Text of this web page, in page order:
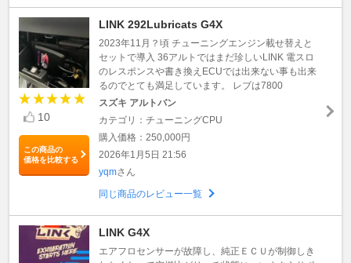
10
この商品の
価格を比較する
LINK 292Lubricats G4X
2023年11月？頃 チューニングエンジン載せ替えと
セットで導入 36アルトではまだ珍しいLINK 電スロ
のレスポンスや書き換えECUでは出来ない事も出来
るのでとても満足しています。 レブは7800
スズキ アルトバン
カテゴリ：チューニングCPU
購入価格：250,000円
2026年1月5日 21:56
yqmさん
同じ商品のレビュー一覧
LINK G4X
エアフロセンサーが故障し、純正ＥＣＵが制御しき